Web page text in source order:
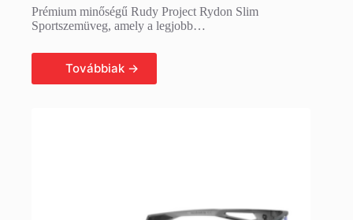
Prémium minőségű Rudy Project Rydon Slim
Sportszemüveg, amely a legjobb…
Tovább olvasom